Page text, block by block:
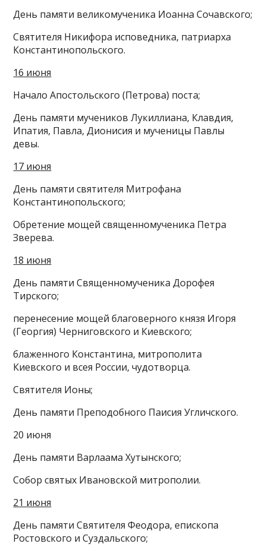
День памяти великомученика Иоанна Сочавского;
Святителя Никифора исповедника, патриарха
Константинопольского.
16 июня
Начало Апостольского (Петрова) поста;
День памяти мучеников Лукиллиана, Клавдия,
Ипатия, Павла, Дионисия и мученицы Павлы
девы.
17 июня
День памяти святителя Митрофана
Константинопольского;
Обретение мощей священномученика Петра
Зверева.
18 июня
День памяти Священномученика Дорофея
Тирского;
перенесение мощей благоверного князя Игоря
(Георгия) Черниговского и Киевского;
блаженного Константина, митрополита
Киевского и всея России, чудотворца.
Святителя Ионы;
День памяти Преподобного Паисия Угличского.
20 июня
День памяти Варлаама Хутынского;
Собор святых Ивановской митрополии.
21 июня
День памяти Святителя Феодора, епископа
Ростовского и Суздальского;